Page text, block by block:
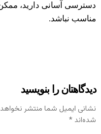
دسترسی آسانی دارید،
مناسب نباشد.
دیدگاهتان را بنویسید
نشانی ایمیل شما منتشر
شده‌اند *